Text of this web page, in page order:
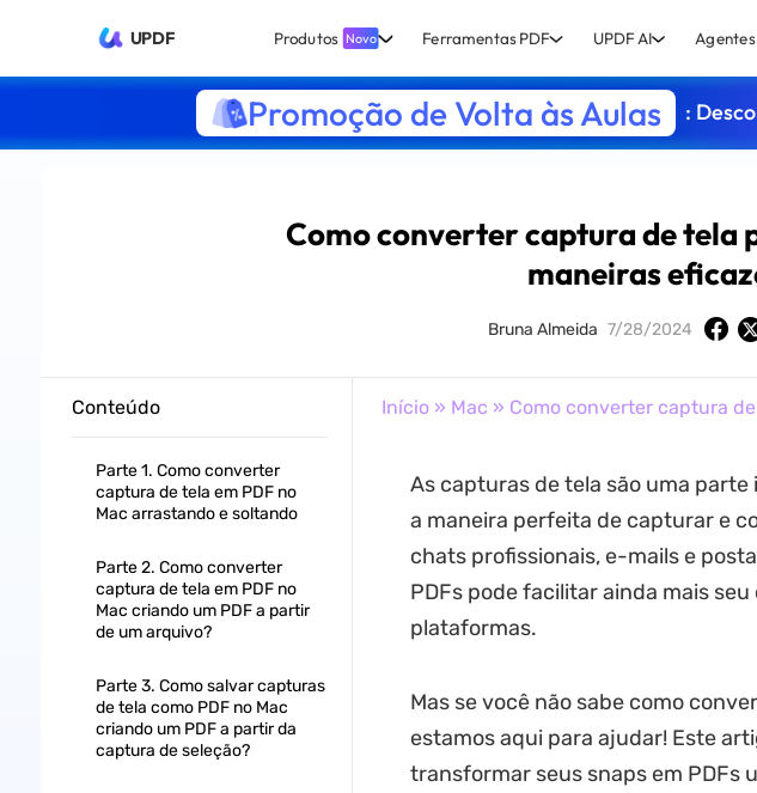
UPDF Produtos Novo Ferramentas PDF UPDF AI
Promoção de Volta às Aulas :
Como converter captura de tela
maneiras
Bruna Almeida 7/28/2024
Conteúdo
Parte 1. Como converter
captura de tela em PDF no
Mac arrastando e soltando
Parte 2. Como converter
captura de tela em PDF no
Mac criando um PDF a partir
de um arquivo?
Parte 3. Como salvar capturas
de tela como PDF no Mac
criando um PDF a partir da
captura de seleção?
Início» Mac » Como converter captura
As capturas de tela são uma
a maneira perfeita de capturar e
chats profissionais, e-mails e
PDFs pode facilitar ainda mais
plataformas.
Mas se você não sabe como
estamos aqui para ajudar! Este
transformar seus snaps em PDFs